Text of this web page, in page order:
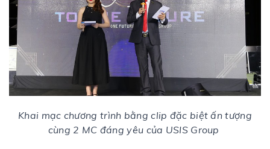
Khai mạc chương trình bằng clip đặc biệt ấn tượng
cùng 2 MC đáng yêu của USIS Group